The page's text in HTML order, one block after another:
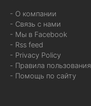
- О компании
- Связь с нами
- Мы в Facebook
- Rss feed
- Privacy Policy
- Правила пользования
- Помощь по сайту